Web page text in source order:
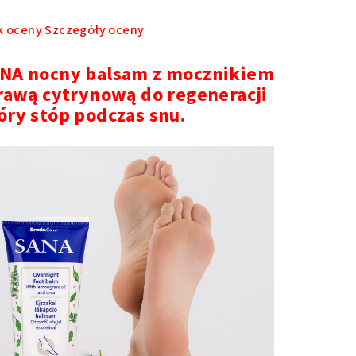
ocenySzczegóły oceny
nocny balsam z mocznikiem
cytrynową do regeneracji
stóp podczas snu.